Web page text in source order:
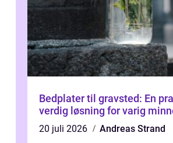
Bedplater til gravsted: En
verdig løsning for varig
20 juli 2026
Andreas Strand